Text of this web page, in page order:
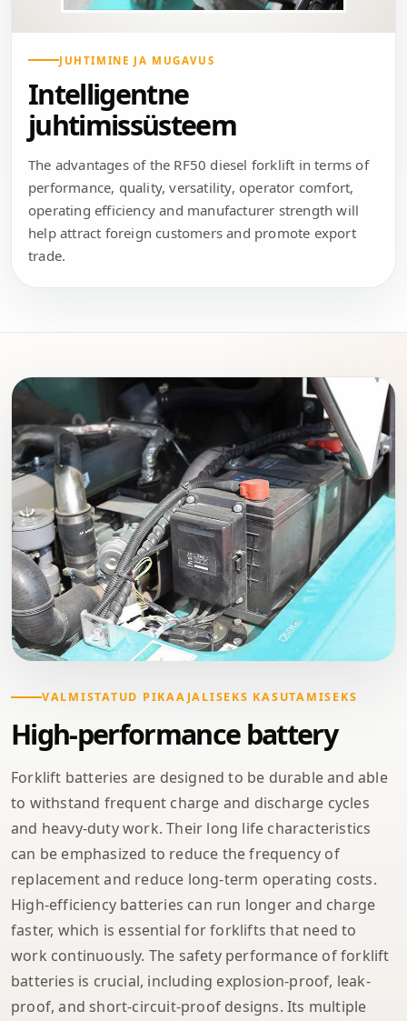
JUHTIMINE JA MUGAVUS
Intelligentne
juhtimissüsteem
The advantages of the RF50 diesel forklift in terms of
performance, quality, versatility, operator comfort,
operating efficiency and manufacturer strength will
help attract foreign customers and promote export
trade.
VALMISTATUD PIKAAJALISEKS KASUTAMISEKS
High-performance battery
Forklift batteries are designed to be durable and able
to withstand frequent charge and discharge cycles
and heavy-duty work. Their long life characteristics
can be emphasized to reduce the frequency of
replacement and reduce long-term operating costs.
High-efficiency batteries can run longer and charge
faster, which is essential for forklifts that need to
work continuously. The safety performance of forklift
batteries is crucial, including explosion-proof, leak-
proof, and short-circuit-proof designs. Its multiple